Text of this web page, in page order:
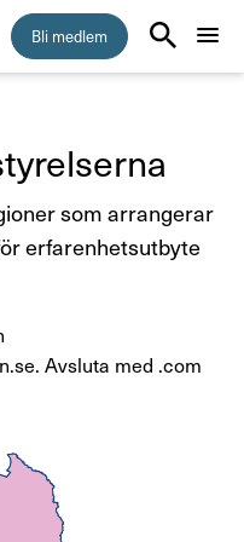
Bli medlem
Råd & stöd
Kontakta oss
dina personuppgifter
som arrangerar
erfarenhetsutbyte
Avsluta med .com